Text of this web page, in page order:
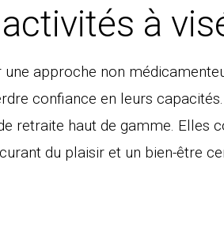
à
une approche non
confiance en leurs
retraite haut de gamme. Elles
du plaisir et un bien-être